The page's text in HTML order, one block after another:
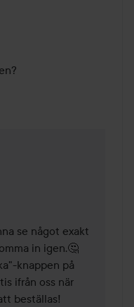
år
se något exakt
in igen.🤔
knappen på
ifrån oss när
beställas!